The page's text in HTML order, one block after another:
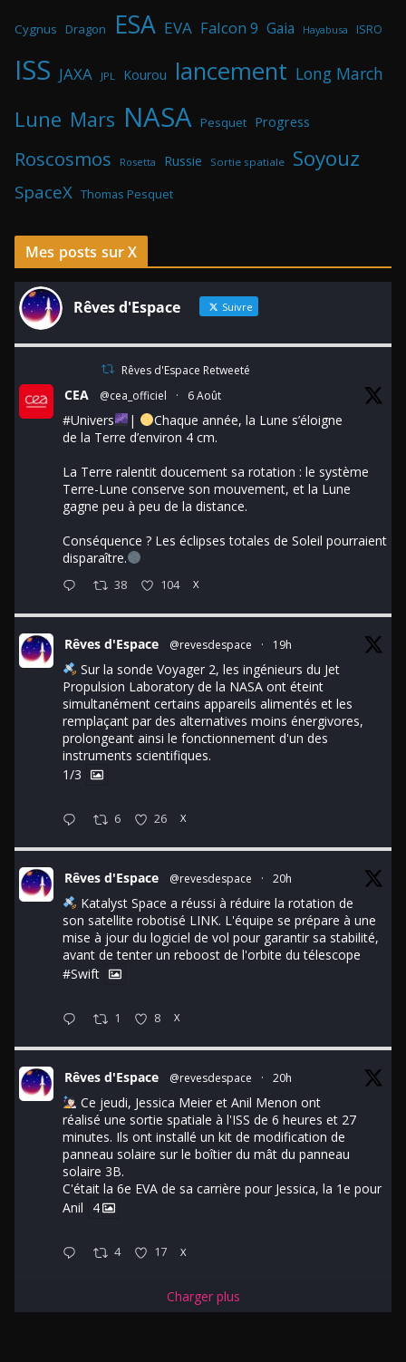
Cygnus Dragon ESA EVA Falcon 9 Gaia Hayabusa ISRO
ISS JAXA JPL Kourou lancement Long March
Lune Mars NASA Pesquet Progress
Roscosmos Rosetta Russie Sortie spatiale Soyouz
SpaceX Thomas Pesquet
Mes posts sur X
Rêves d'Espace Suivre
Rêves d'Espace Retweeté
CEA @cea_officiel · 6 Août
#Univers |
Chaque année, la Lune s’éloigne
de la Terre d’environ 4 cm.
La Terre ralentit doucement sa rotation : le système
Terre-Lune conserve son mouvement, et la Lune
gagne peu à peu de la distance.
Conséquence ? Les éclipses totales de Soleil pourraient
disparaître.
38 104 X
Rêves d'Espace @revesdespace · 19h
Sur la sonde Voyager 2, les ingénieurs du Jet
Propulsion Laboratory de la NASA ont éteint
simultanément certains appareils alimentés et les
remplaçant par des alternatives moins énergivores,
prolongeant ainsi le fonctionnement d'un des
instruments scientifiques.
1/3
6 26 X
Rêves d'Espace @revesdespace · 20h
Katalyst Space a réussi à réduire la rotation de
son satellite robotisé LINK. L'équipe se prépare à une
mise à jour du logiciel de vol pour garantir sa stabilité,
avant de tenter un reboost de l'orbite du télescope
#Swift
1 8 X
Rêves d'Espace @revesdespace · 20h
Ce jeudi, Jessica Meier et Anil Menon ont
réalisé une sortie spatiale à l'ISS de 6 heures et 27
minutes. Ils ont installé un kit de modification de
panneau solaire sur le boîtier du mât du panneau
solaire 3B.
C'était la 6e EVA de sa carrière pour Jessica, la 1e pour
Anil
4
4 17 X
Charger plus